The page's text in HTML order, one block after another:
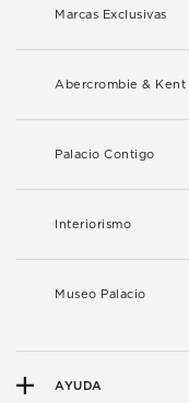
Marcas Exclusivas
Abercrombie & Kent
Palacio Contigo
Interiorismo
Museo Palacio
AYUDA